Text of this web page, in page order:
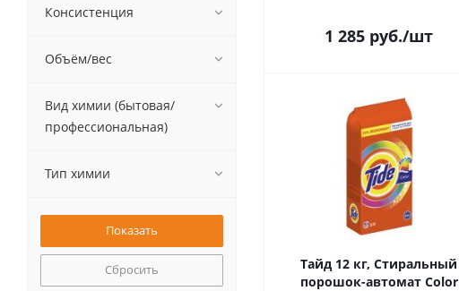
1 285 руб./шт
Тайд 12 кг, Стиральный
порошок-автомат Color
Консистенция
Объём/вес
Вид химии (бытовая/
профессиональная)
Тип химии
Сбросить